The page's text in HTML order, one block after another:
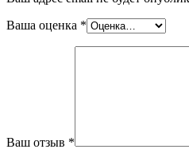
Ваша оценка *
Ваш отзыв *